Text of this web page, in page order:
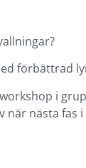
förbättrad
i
när nästa fas